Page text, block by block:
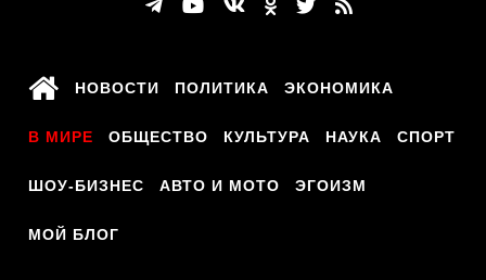
НОВОСТИ ПОЛИТИКА ЭКОНОМИКА
В МИРЕ ОБЩЕСТВО КУЛЬТУРА НАУКА СПОРТ
ШОУ-БИЗНЕС АВТО И МОТО ЭГОИЗМ
МОЙ БЛОГ